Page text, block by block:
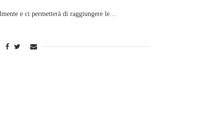
e ci permetterà di raggiungere le…